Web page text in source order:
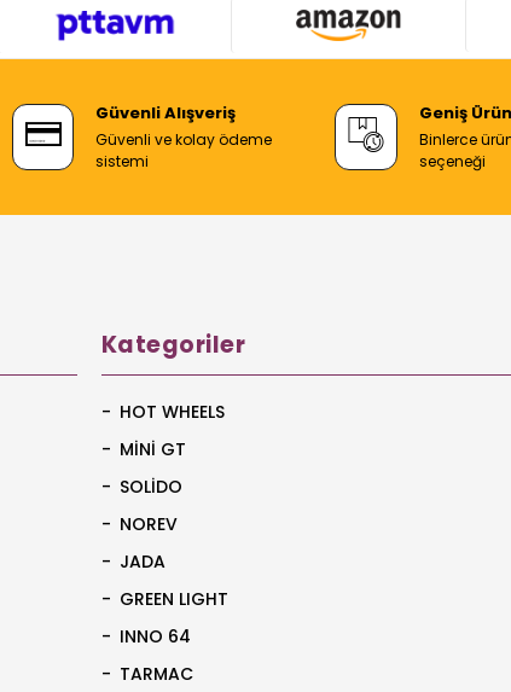
Güvenli Alışveriş
Güvenli ve kolay ödeme
sistemi
Geniş
Binlerce
seçeneği
Kategoriler
HOT WHEELS
MİNİ GT
SOLİDO
NOREV
JADA
GREEN LIGHT
INNO 64
TARMAC